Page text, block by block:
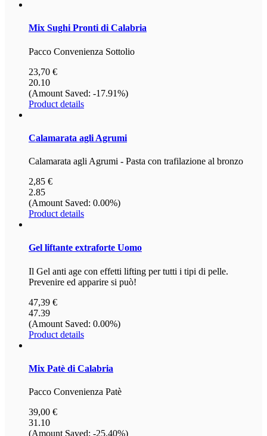
Mix Sughi Pronti di Calabria
Pacco Convenienza Sottolio
23,70 €
20.10
(Amount Saved: -17.91%)
Product details
Calamarata agli Agrumi
Calamarata agli Agrumi - Pasta con trafilazione al bronzo
2,85 €
2.85
(Amount Saved: 0.00%)
Product details
Gel liftante extraforte Uomo
Il Gel anti age con effetti lifting per tutti i tipi di pelle.
Prevenire ed apparire si può!
47,39 €
47.39
(Amount Saved: 0.00%)
Product details
Mix Patè di Calabria
Pacco Convenienza Patè
39,00 €
31.10
(Amount Saved: -25.40%)